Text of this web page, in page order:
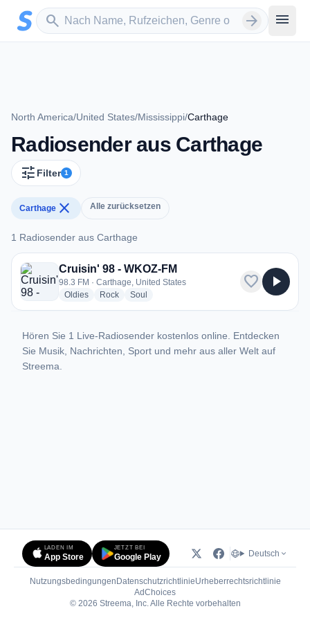
Zum Hauptinhalt springen
search
Sender suchen arrow_forward menu
North America/United States/Mississippi/Carthage
Radiosender aus Carthage
tune Filter 1
Carthage close Alle zurücksetzen
1 Radiosender aus Carthage
1 Radiosender aus Carthage
Cruisin' 98 - WKOZ-FM
98.3 FM · Carthage, United States
Oldiesradio stations
Rockradio stations
Soul
favorite play_arrow
Hören Sie 1 Live-Radiosender kostenlos online. Entdecken
Sie Musik, Nachrichten, Sport und mehr aus aller Welt auf
Streema.
LADEN IM
App Store
JETZT BEI
Google Play Deutsch
Nutzungsbedingungen DatenschutzrichtlinieUrheberrechtsrichtlinie
AdChoices(öffnet in neuem Tab)
© 2026 Streema, Inc. Alle Rechte vorbehalten